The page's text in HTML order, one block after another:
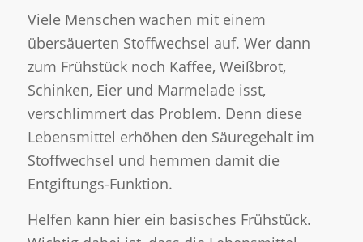
Viele Menschen wachen mit einem
übersäuerten Stoffwechsel auf. Wer dann
zum Frühstück noch Kaffee, Weißbrot,
Schinken, Eier und Marmelade isst,
verschlimmert das Problem. Denn diese
Lebensmittel erhöhen den Säuregehalt im
Stoffwechsel und hemmen damit die
Entgiftungs-Funktion.
Helfen kann hier ein basisches Frühstück.